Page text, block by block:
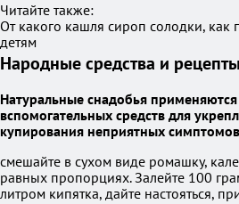
Читайте также:
От какого кашля сироп солодки, как
детям
Народные средства и рецепты
Натуральные снадобья применяются
вспомогательных средств для
купирования неприятных
смешайте в сухом виде ромашку,
равных пропорциях. Залейте 100
литром кипятка, дайте настояться,